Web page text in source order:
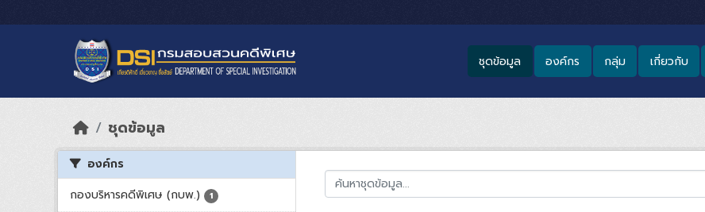
ชุดข้อมูล องค์กร กลุ่ม เกี่ยวกับ
ชุดข้อมูล
องค์กร
กองบริหารคดีพิเศษ (กบพ.)
1